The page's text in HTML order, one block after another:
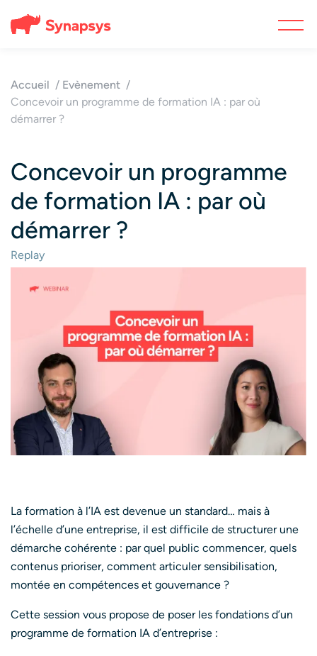
Accueil
Evènement
Concevoir un programme de formation IA : par où
démarrer ?
Concevoir un programme
de formation IA : par où
démarrer ?
Replay
La formation à l’IA est devenue un standard… mais à
l’échelle d’une entreprise, il est difficile de structurer une
démarche cohérente : par quel public commencer, quels
contenus prioriser, comment articuler sensibilisation,
montée en compétences et gouvernance ?
Cette session vous propose de poser les fondations d’un
programme de formation IA d’entreprise :